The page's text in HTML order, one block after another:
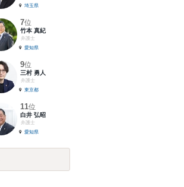
埼玉県
7位
竹本 真紀
弁護士
愛知県
9位
三村 勇人
弁護士
東京都
11位
白井 弘昭
弁護士
愛知県